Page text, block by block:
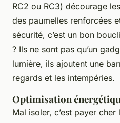
RC2 ou RC3) décourage
des paumelles renforcées
sécurité, c’est un bon
? Ils ne sont pas qu’un
lumière, ils ajoutent une
regards et les intempéries.
Optimisation
Mal isoler, c’est payer cher